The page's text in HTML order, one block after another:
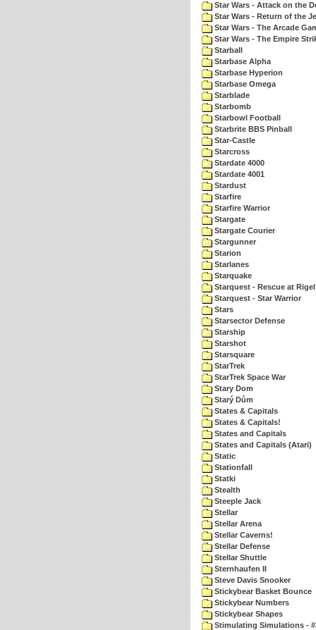
Star Wars - Attack on the
Star Wars - Return of the
Star Wars - The Arcade
Star Wars - The Empire
Starball
Starbase Alpha
Starbase Hyperion
Starbase Omega
Starblade
Starbomb
Starbowl Football
Starbrite BBS Pinball
Star-Castle
Starcross
Stardate 4000
Stardate 4001
Stardust
Starfire
Starfire Warrior
Stargate
Stargate Courier
Stargunner
Starion
Starlanes
Starquake
Starquest - Rescue at Rigel
Starquest - Star Warrior
Stars
Starsector Defense
Starship
Starshot
Starsquare
StarTrek
StarTrek Space War
Stary Dom
Starý Dům
States & Capitals
States & Capitals!
States and Capitals
States and Capitals (Atari)
Static
Stationfall
Statki
Stealth
Steeple Jack
Stellar
Stellar Arena
Stellar Caverns!
Stellar Defense
Stellar Shuttle
Sternhaufen II
Steve Davis Snooker
Stickybear Basket Bounce
Stickybear Numbers
Stickybear Shapes
Stimulating Simulations -